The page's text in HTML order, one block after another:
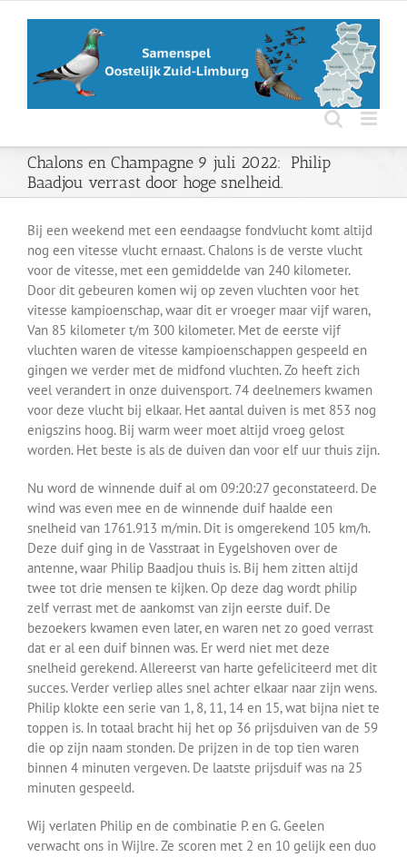
Chalons en Champagne 9 juli 2022: Philip
Baadjou verrast door hoge snelheid.
Bij een weekend met een eendaagse fondvlucht komt altijd
nog een vitesse vlucht ernaast. Chalons is de verste vlucht
voor de vitesse, met een gemiddelde van 240 kilometer.
Door dit gebeuren komen wij op zeven vluchten voor het
vitesse kampioenschap, waar dit er vroeger maar vijf waren,
Van 85 kilometer t/m 300 kilometer. Met de eerste vijf
vluchten waren de vitesse kampioenschappen gespeeld en
gingen we verder met de midfond vluchten. Zo heeft zich
veel verandert in onze duivensport. 74 deelnemers kwamen
voor deze vlucht bij elkaar. Het aantal duiven is met 853 nog
enigszins hoog. Bij warm weer moet altijd vroeg gelost
worden. Het beste is als de duiven dan voor elf uur thuis zijn.
Nu word de winnende duif al om 09:20:27 geconstateerd. De
wind was even mee en de winnende duif haalde een
snelheid van 1761.913 m/min. Dit is omgerekend 105 km/h.
Deze duif ging in de Vasstraat in Eygelshoven over de
antenne, waar Philip Baadjou thuis is. Bij hem zitten altijd
twee tot drie mensen te kijken. Op deze dag wordt philip
zelf verrast met de aankomst van zijn eerste duif. De
bezoekers kwamen even later, en waren net zo goed verrast
dat er al een duif binnen was. Er werd niet met deze
snelheid gerekend. Allereerst van harte gefeliciteerd met dit
succes. Verder verliep alles snel achter elkaar naar zijn wens.
Philip klokte een serie van 1, 8, 11, 14 en 15, wat bijna niet te
toppen is. In totaal bracht hij het op 36 prijsduiven van de 59
die op zijn naam stonden. De prijzen in de top tien waren
binnen 4 minuten vergeven. De laatste prijsduif was na 25
minuten gespeeld.
Wij verlaten Philip en de combinatie P. en G. Geelen
verwacht ons in Wijlre. Ze scoren met 2 en 10 gelijk een duo